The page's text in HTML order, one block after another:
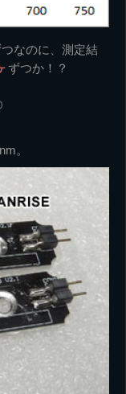
なのに、測定結
ずつか！？
。